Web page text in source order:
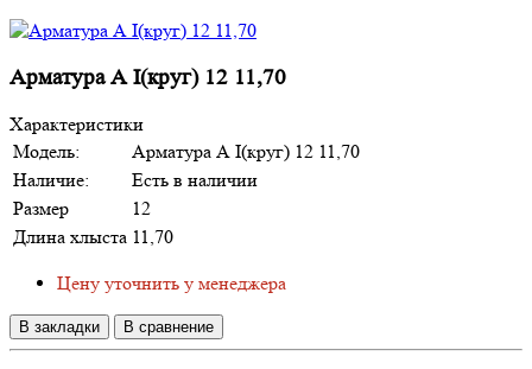
Арматура А I(круг) 12 11,70
Характеристики
Модель:
Арматура А I(круг) 12 11,70
Наличие:
Есть в наличии
Размер
12
Длина хлыста 11,70
Цену уточнить у менеджера
В закладки В сравнение